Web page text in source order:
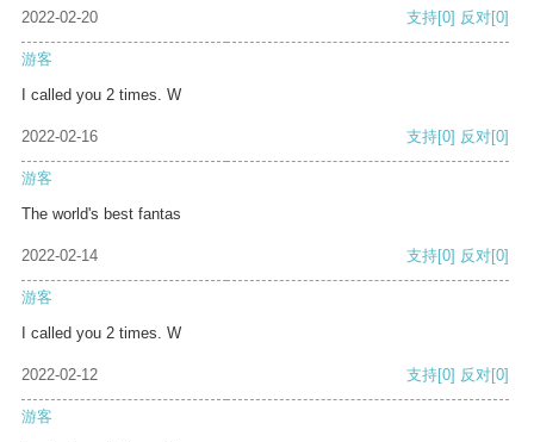
2022-02-20 支持[0] 反对[0]
游客
I called you 2 times. W
2022-02-16 支持[0] 反对[0]
游客
The world's best fantas
2022-02-14 支持[0] 反对[0]
游客
I called you 2 times. W
2022-02-12 支持[0] 反对[0]
游客